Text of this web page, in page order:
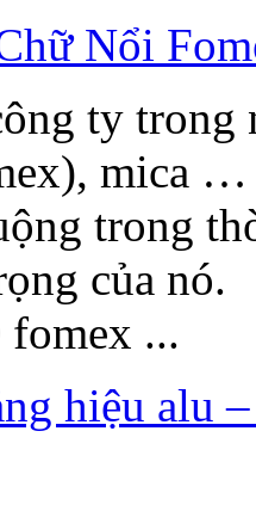
Nổi
ty
mica …
trong
của
...
hiệu alu